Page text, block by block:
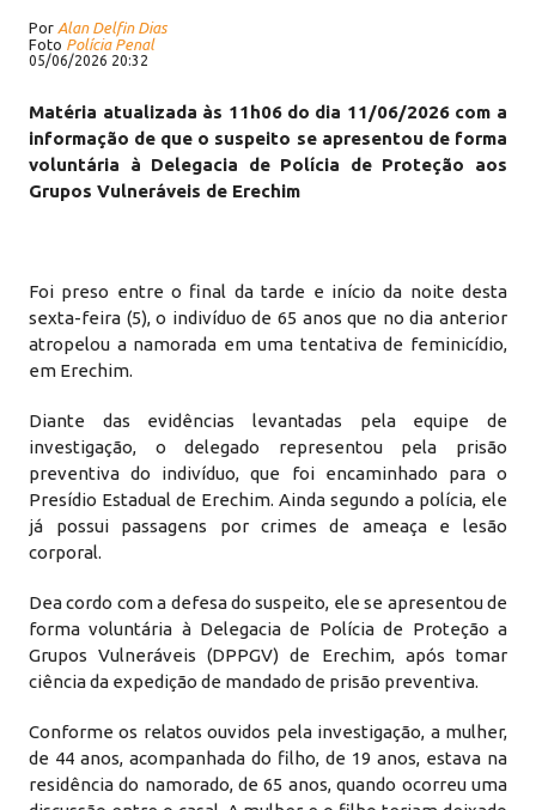
Por Alan Delfin Dias
Foto Polícia Penal
05/06/2026 20:32
Matéria atualizada às 11h06 do dia 11/06/2026 com a
informação de que o suspeito se apresentou de forma
voluntária à Delegacia de Polícia de Proteção aos
Grupos Vulneráveis de Erechim
Foi preso entre o final da tarde e início da noite desta
sexta-feira (5), o indivíduo de 65 anos que no dia anterior
atropelou a namorada em uma tentativa de feminicídio,
em Erechim.
Diante das evidências levantadas pela equipe de
investigação, o delegado representou pela prisão
preventiva do indivíduo, que foi encaminhado para o
Presídio Estadual de Erechim. Ainda segundo a polícia, ele
já possui passagens por crimes de ameaça e lesão
corporal.
Dea cordo com a defesa do suspeito, ele se apresentou de
forma voluntária à Delegacia de Polícia de Proteção a
Grupos Vulneráveis (DPPGV) de Erechim, após tomar
ciência da expedição de mandado de prisão preventiva.
Conforme os relatos ouvidos pela investigação, a mulher,
de 44 anos, acompanhada do filho, de 19 anos, estava na
residência do namorado, de 65 anos, quando ocorreu uma